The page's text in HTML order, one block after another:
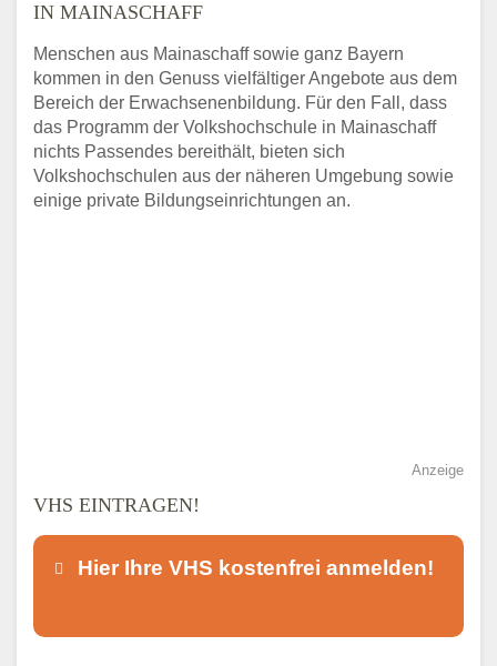
IN MAINASCHAFF
Menschen aus Mainaschaff sowie ganz Bayern
kommen in den Genuss vielfältiger Angebote aus dem
Bereich der Erwachsenenbildung. Für den Fall, dass
das Programm der Volkshochschule in Mainaschaff
nichts Passendes bereithält, bieten sich
Volkshochschulen aus der näheren Umgebung sowie
einige private Bildungseinrichtungen an.
Anzeige
VHS EINTRAGEN!
Hier Ihre VHS kostenfrei anmelden!